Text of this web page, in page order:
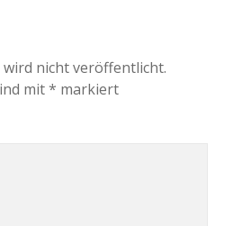
wird nicht veröffentlicht.
mit* markiert